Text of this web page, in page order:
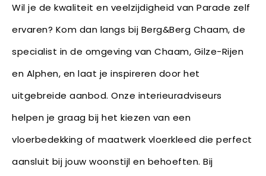
Wil je de kwaliteit en veelzijdigheid van Parade zelf
ervaren? Kom dan langs bij Berg&Berg Chaam, de
specialist in de omgeving van Chaam, Gilze-Rijen
en Alphen, en laat je inspireren door het
uitgebreide aanbod. Onze interieuradviseurs
helpen je graag bij het kiezen van een
vloerbedekking of maatwerk vloerkleed die perfect
aansluit bij jouw woonstijl en behoeften. Bij